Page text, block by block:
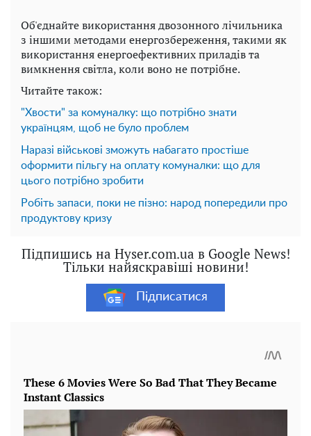
Об'єднайте використання двозонного лічильника
з іншими методами енергозбереження, такими як
використання енергоефективних приладів та
вимкнення світла, коли воно не потрібне.
Читайте також:
"Хвости" за комуналку: що потрібно знати
українцям, щоб не було проблем
Наразі військові зможуть набагато простіше
оформити пільгу на оплату комуналки: що для
цього потрібно зробити
Робіть запаси, поки не пізно: народ попередили про
продуктову кризу
Підпишись на Hyser.com.ua в Google News!
Тільки найяскравіші новини!
Підписатися